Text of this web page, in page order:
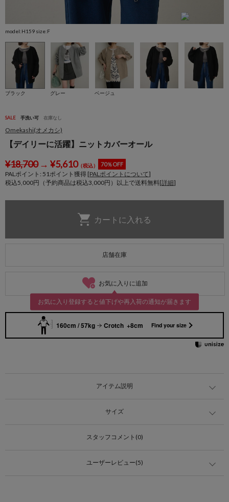
model:H159 size:F
ブラック グレー ベージュ
SALE 手洗い可 在庫なし
Omekashi(オメカシ)
【デイリーに活躍】ニットカバーオール
¥18,700→ ¥5,610（税込） 70％OFF
PALポイント: 51ポイント獲得 [PALポイントについて]
税込5,000円（予約商品は税込3,000円）以上で送料無料[詳細]
店舗在庫
お気に入りに追加
お気に入り登録すると値下げや再入荷の通知が届きます
160cm / 57kg Crotch +8cm Find your size
アイテム説明
サイズ
スタッフコメント(0)
ユーザーレビュー(5)